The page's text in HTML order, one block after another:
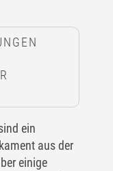
ein
aus der
einige